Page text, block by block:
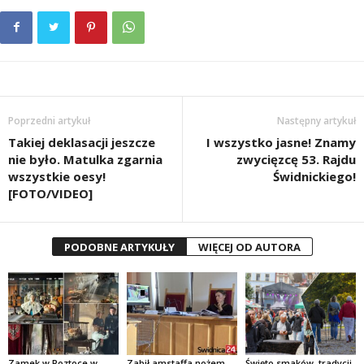
Poprzedni artykuł
Takiej deklasacji jeszcze
nie było. Matulka zgarnia
wszystkie oesy!
[FOTO/VIDEO]
Następny artykuł
I wszystko jasne! Znamy
zwycięzcę 53. Rajdu
Świdnickiego!
PODOBNE ARTYKUŁY WIĘCEJ OD AUTORA